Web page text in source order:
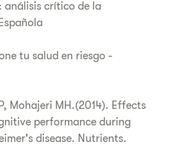
análisis crítico de la
tu salud en riesgo -
Mohajeri MH.(2014). Effects
performance during
disease. Nutrients.